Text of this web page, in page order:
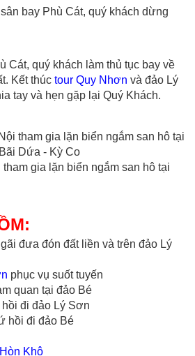
bay Phù Cát, quý khách dừng
Cát, quý khách làm thủ tục bay về
Kết thúc tour Quy Nhơn và đảo Lý
tay và hẹn gặp lại Quý Khách.
gia lặn biển ngắm san hô tại
đưa đón đất liền và trên đảo Lý
phục vụ suốt tuyến
quan tại đảo Bé
đi đảo Lý Sơn
hồi đi đảo Bé
Khô